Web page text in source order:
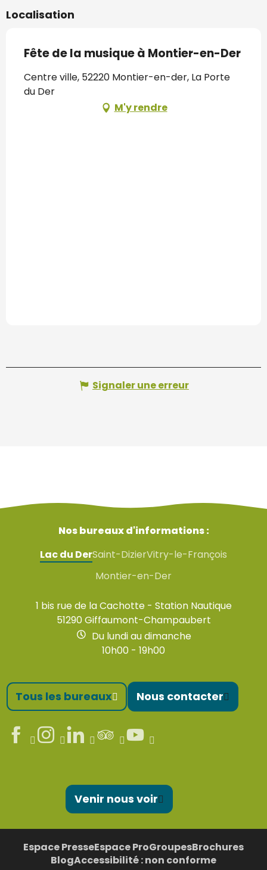
Localisation
Fête de la musique à Montier-en-Der
Centre ville, 52220 Montier-en-der, La Porte
du Der
M'y rendre
Signaler une erreur
Nos bureaux d'informations :
Lac du DerSaint-DizierVitry-le-François
Montier-en-Der
1 bis rue de la Cachotte - Station Nautique
51290 Giffaumont-Champaubert
Du lundi au dimanche
10h00 - 19h00
Tous les bureaux Nous contacter
Venir nous voir
Espace PresseEspace ProGroupesBrochures
BlogAccessibilité : non conforme